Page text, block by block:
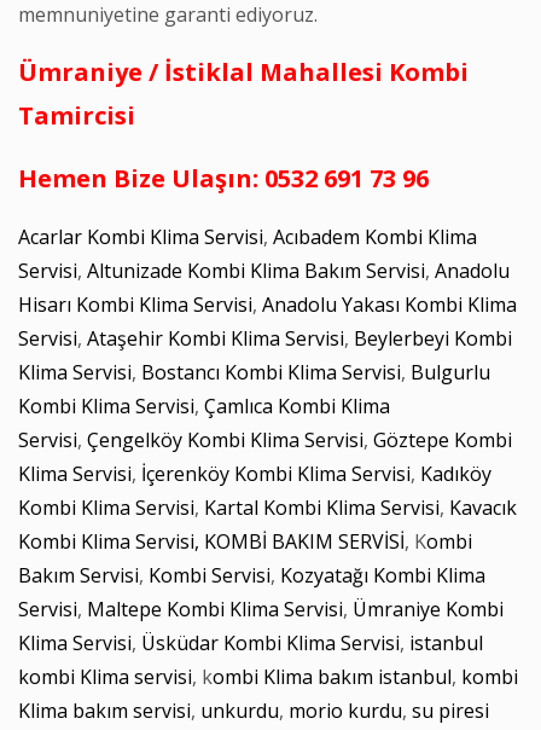
memnuniyetine garanti ediyoruz.
Ümraniye / İstiklal Mahallesi Kombi
Tamircisi
Hemen Bize Ulaşın: 0532 691 73 96
Acarlar Kombi Klima Servisi, Acıbadem Kombi Klima
Servisi, Altunizade Kombi Klima Bakım Servisi, Anadolu
Hisarı Kombi Klima Servisi, Anadolu Yakası Kombi Klima
Servisi, Ataşehir Kombi Klima Servisi, Beylerbeyi Kombi
Klima Servisi, Bostancı Kombi Klima Servisi, Bulgurlu
Kombi Klima Servisi, Çamlıca Kombi Klima
Servisi, Çengelköy Kombi Klima Servisi, Göztepe Kombi
Klima Servisi, İçerenköy Kombi Klima Servisi, Kadıköy
Kombi Klima Servisi, Kartal Kombi Klima Servisi, Kavacık
Kombi Klima Servisi, KOMBİ BAKIM SERVİSİ, Kombi
Bakım Servisi, Kombi Servisi, Kozyatağı Kombi Klima
Servisi, Maltepe Kombi Klima Servisi, Ümraniye Kombi
Klima Servisi, Üsküdar Kombi Klima Servisi, istanbul
kombi Klima servisi, kombi Klima bakım istanbul, kombi
Klima bakım servisi, unkurdu, morio kurdu, su piresi